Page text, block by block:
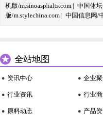
机版/m.sinoasphalts.com | 中国体
版/m.stylechina.com | 中国信息网/
全站地图
资讯中心
行业资讯
原料动态
企业
行业
产品